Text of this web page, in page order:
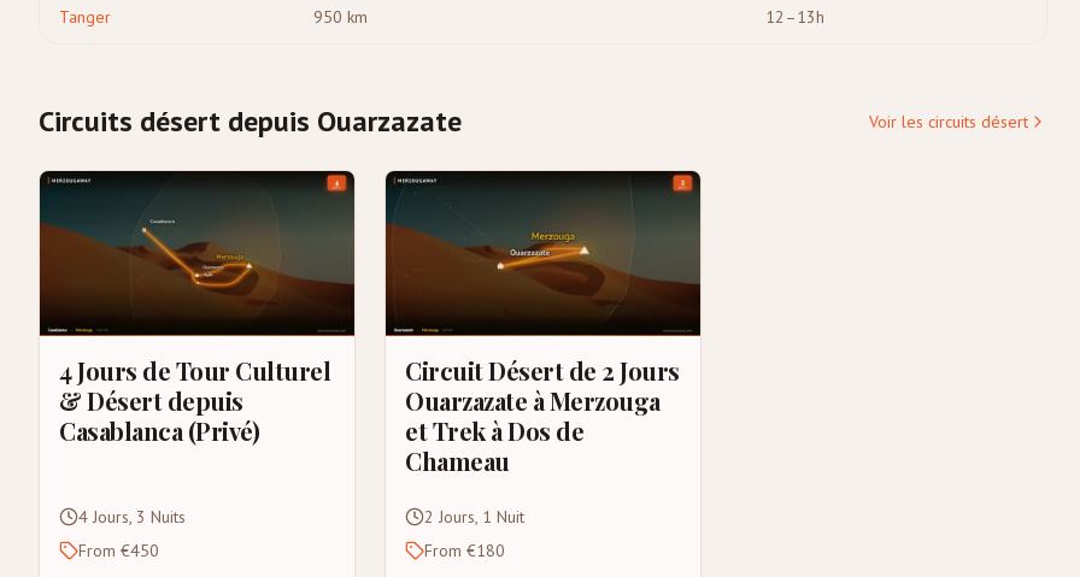
Tanger 950 km 12–13h
Circuits désert depuis Ouarzazate Voir les circuits désert
4 Jours de Tour Culturel
& Désert depuis
Casablanca (Privé)
4 Jours, 3 Nuits
From €450
Circuit Désert de 2 Jours
Ouarzazate à Merzouga
et Trek à Dos de
Chameau
2 Jours, 1 Nuit
From €180